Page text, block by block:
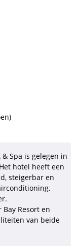
Spa is gelegen in
hotel heeft een
steigerbar en
Resort en
van beide